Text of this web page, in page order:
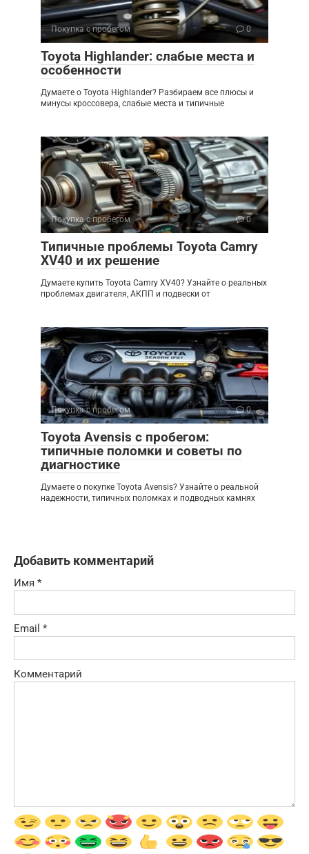
Покупка с пробегом 0
Toyota Highlander: слабые места и
особенности
Думаете о Toyota Highlander? Разбираем все плюсы и
минусы кроссовера, слабые места и типичные
Покупка с пробегом 0
Типичные проблемы Toyota Camry
XV40 и их решение
Думаете купить Toyota Camry XV40? Узнайте о реальных
проблемах двигателя, АКПП и подвески от
Покупка с пробегом 0
Toyota Avensis с пробегом:
типичные поломки и советы по
диагностике
Думаете о покупке Toyota Avensis? Узнайте о реальной
надежности, типичных поломках и подводных камнях
Добавить комментарий
Имя *
Email *
Комментарий